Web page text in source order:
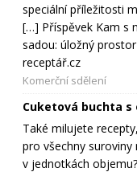
speciální příležitosti
[…] Příspěvek Kam s
sadou: úložný
receptář.cz
Komerční sdělení
Cuketová buchta s
Také milujete
pro všechny suroviny
v jednotkách